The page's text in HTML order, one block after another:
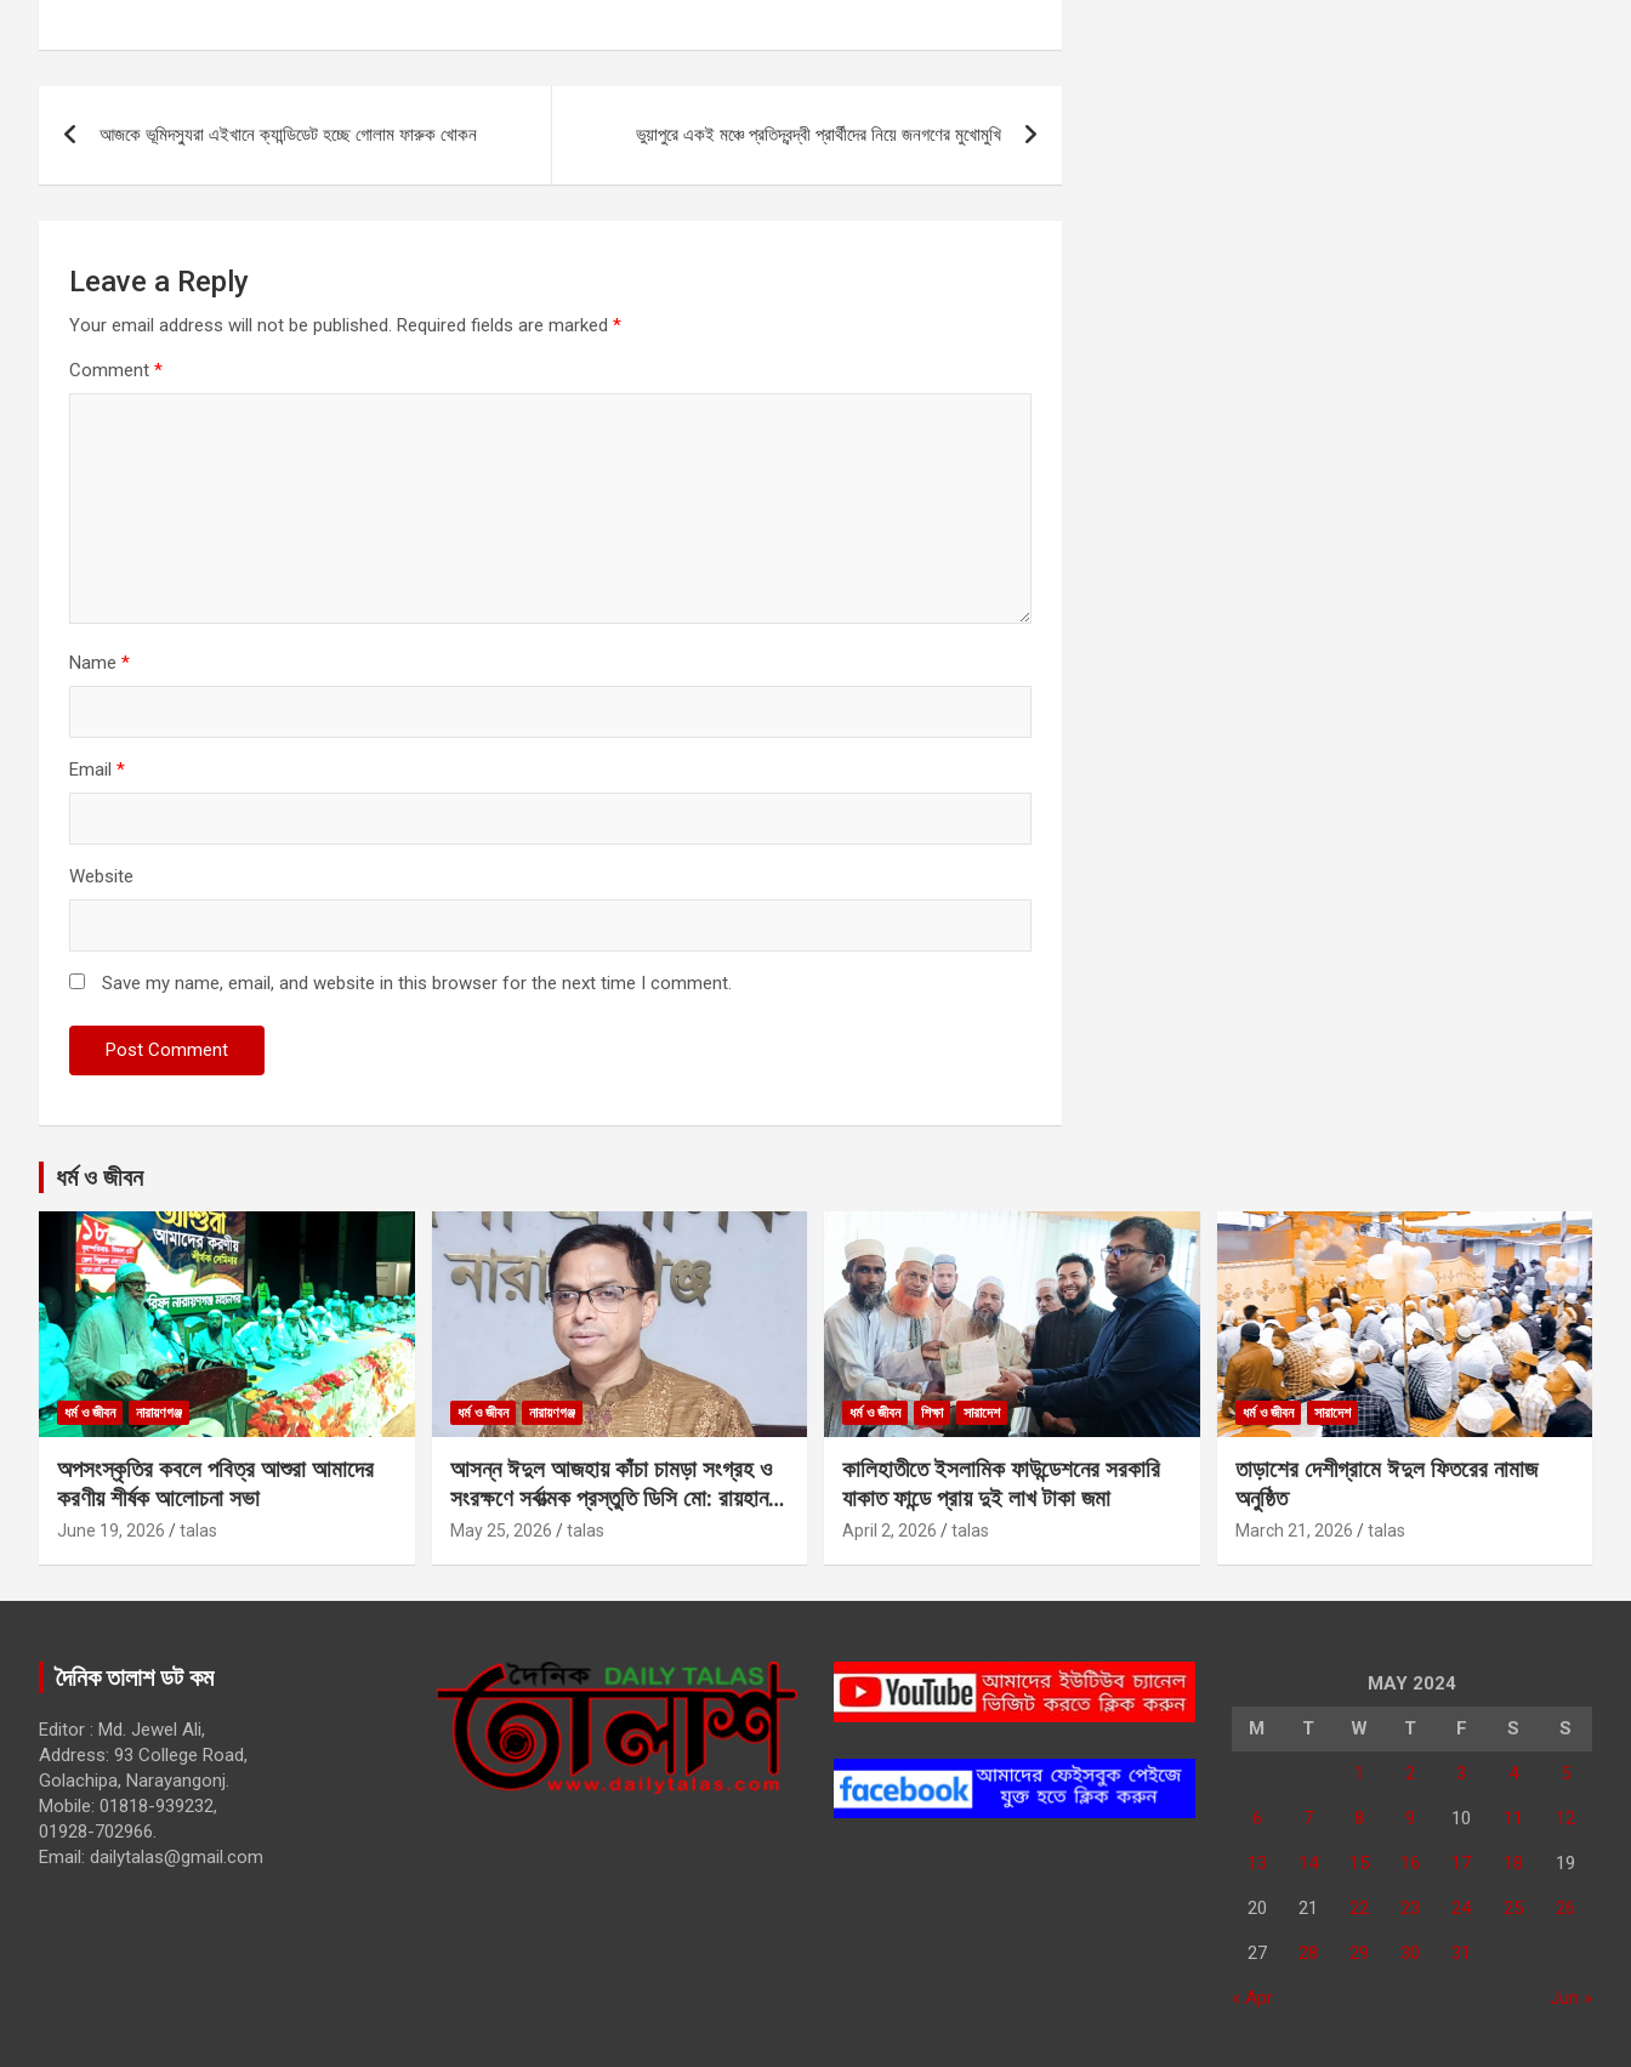
ce
o
ail at
A
se
g
ar
navigation
আজকে ভূমিদস্যুরা এইখানে ক্যান্ডিডেট হচ্ছে গোলাম ফারুক খোকন ভুয়াপুরে একই মঞ্চে প্রতিদ্বন্দ্বী প্রার্থীদের নিয়ে জনগণের মুখোমুখি
Leave a Reply
Your email address will not be published. Required fields are marked *
Comment *
Name *
Email *
Website
Save my name, email, and website in this browser for the next time I comment.
ধর্ম ও জীবন
ধর্ম ও জীবন নারায়ণগঞ্জ
অপসংস্কৃতির কবলে পবিত্র আশুরা আমাদের
করণীয় শীর্ষক আলোচনা সভা
June 19, 2026 talas
ধর্ম ও জীবন নারায়ণগঞ্জ
আসন্ন ঈদুল আজহায় কাঁচা চামড়া সংগ্রহ ও
সংরক্ষণে সর্বাত্মক প্রস্তুতি ডিসি মো: রায়হান
কবির
May 25, 2026 talas
ধর্ম ও জীবন শিক্ষা সারাদেশ
কালিহাতীতে ইসলামিক ফাউন্ডেশনের সরকারি
যাকাত ফান্ডে প্রায় দুই লাখ টাকা জমা
April 2, 2026 talas
ধর্ম ও জীবন সারাদেশ
তাড়াশের দেশীগ্রামে ঈদুল ফিতরের নামাজ
অনুষ্ঠিত
March 21, 2026 talas
দৈনিক তালাশ ডট কম
Editor : Md. Jewel Ali,
Address: 93 College Road,
Golachipa, Narayangonj.
Mobile: 01818-939232,
01928-702966.
Email: dailytalas@gmail.com
MAY 2024
M T W T F S S
1 2 3 4 5
6 7 8 9 10 11 12
13 14 15 16 17 18 19
20 21 22 23 24 25 26
27 28 29 30 31
« Apr Jun »